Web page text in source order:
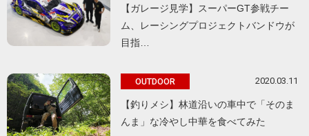
【ガレージ見学】スーパーGT参戦チー
ム、レーシングプロジェクトバンドウが
目指…
OUTDOOR 2020.03.11
【釣りメシ】林道沿いの車中で「そのま
んま」な冷やし中華を食べてみた